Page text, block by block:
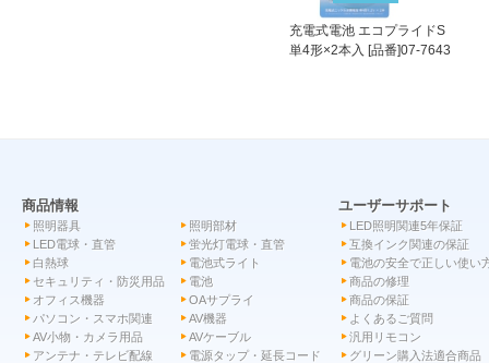
充電式電池 エコプライドS
単4形×2本入 [品番]07-7643
商品情報
照明器具
照明部材
LED電球・直管
蛍光灯電球・直管
白熱球
電池式ライト
セキュリティ・防災用品
電池
オフィス機器
OAサプライ
パソコン・スマホ関連
AV機器
AV小物・カメラ用品
AVケーブル
アンテナ・テレビ配線
電源タップ・延長コード
ユーザーサポート
LED照明関連5年保証
互換インク関連の保証
電池の安全で正しい使い
商品の修理
商品の保証
よくあるご質問
汎用リモコン
グリーン購入法適合商品